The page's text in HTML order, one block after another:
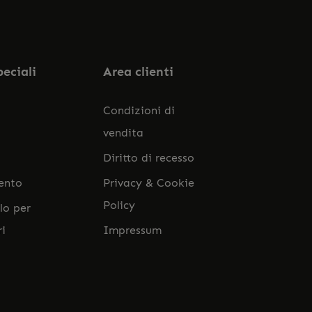
per
Area clienti
Condizioni di
vendita
Diritto di recesso
Privacy & Cookie
Policy
Impressum